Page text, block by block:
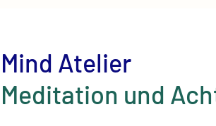
Mind Atelier
Meditation und